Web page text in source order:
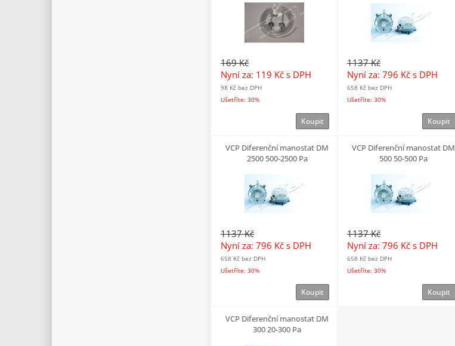
169 Kč
Nyní za: 119 Kč s DPH
98 Kč bez DPH
Ušetříte: 30%
Koupit
1137 Kč
Nyní za: 796 Kč s DPH
658 Kč bez DPH
Ušetříte: 30%
Koupit
VCP Diferenční manostat DM
2500 500-2500 Pa
1137 Kč
Nyní za: 796 Kč s DPH
658 Kč bez DPH
Ušetříte: 30%
Koupit
VCP Diferenční manostat DM
500 50-500 Pa
1137 Kč
Nyní za: 796 Kč s DPH
658 Kč bez DPH
Ušetříte: 30%
Koupit
VCP Diferenční manostat DM
300 20-300 Pa